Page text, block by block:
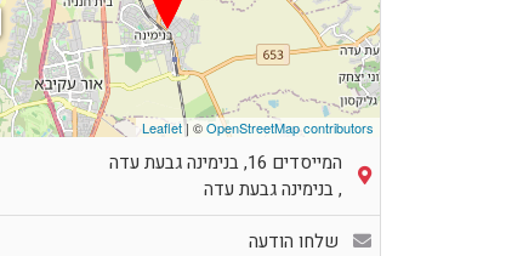
Leaflet| ©OpenStreetMap contributors
המייסדים 16, בנימינה גבעת עדה
,בנימינה גבעת עדה
שלחו הודעה